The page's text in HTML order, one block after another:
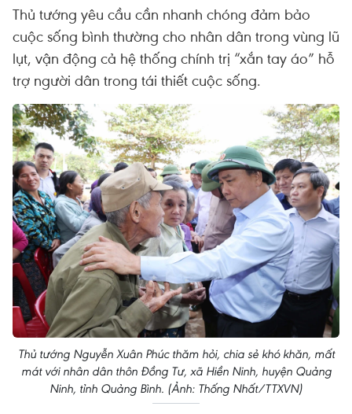
Thủ tướng yêu cầu cần nhanh chóng đảm bảo
cuộc sống bình thường cho nhân dân trong vùng lũ
lụt, vận động cả hệ thống chính trị “xắn tay áo” hỗ
trợ người dân trong tái thiết cuộc sống.
Thủ tướng Nguyễn Xuân Phúc thăm hỏi, chia sẻ khó khăn, mất
mát với nhân dân thôn Đồng Tư, xã Hiền Ninh, huyện Quảng
Ninh, tỉnh Quảng Bình. (Ảnh: Thống Nhất/TTXVN)